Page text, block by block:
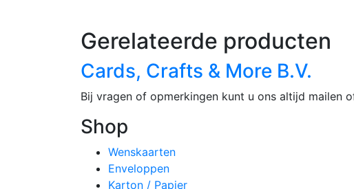
Gerelateerde producten
Cards, Crafts & More B.V.
Bij vragen of opmerkingen kunt u ons altijd mailen
Shop
Wenskaarten
Enveloppen
Karton / Papier